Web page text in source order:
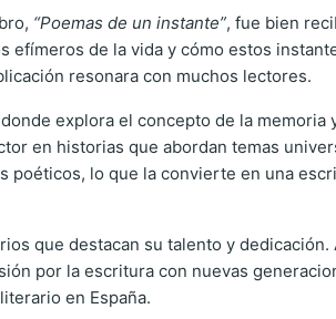
“Poemas de un instante”, fue bien
efímeros de la vida y cómo estos
resonara con muchos lectores.
explora el concepto de la memoria
en historias que abordan temas
poéticos, lo que la convierte en una
que destacan su talento y dedicación.
por la escritura con nuevas
en España.